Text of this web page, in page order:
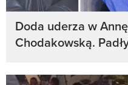
Doda uderza w
Chodakowską.